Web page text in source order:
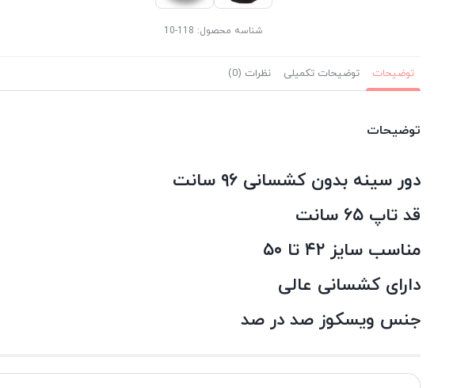
شناسه محصول: 118-10
توضیحات توضیحات تکمیلی نظرات (0)
توضیحات
دور سینه بدون کشسانی ۹۶ سانت
قد تاپ ۶۵ سانت
مناسب سایز ۴۲ تا ۵۰
دارای کشسانی عالی
جنس ویسکوز صد در صد